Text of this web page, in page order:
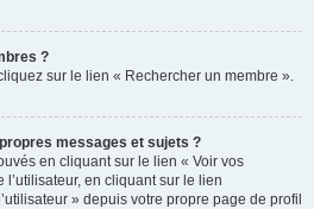
?
sur le lien « Rechercher un membre ».
messages et sujets ?
en cliquant sur le lien « Voir vos
en cliquant sur le lien
» depuis votre propre page de profil